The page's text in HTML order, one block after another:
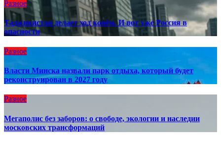
Разное
Таджикистан делает ход конём. И вот уже Россия в
опасности
Разное
Власти Минска назвали парк отдыха, который будет
реконструирован в 2027 году
Разное
Мегаполис без заборов: о свободе, экологии и наследии
московских трансформаций